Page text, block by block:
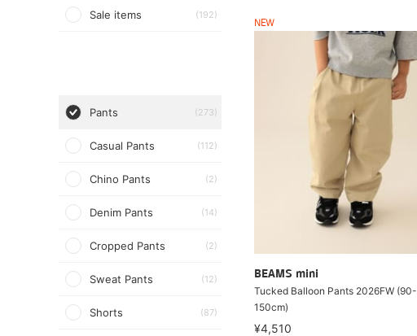
Sale items (192)
Pants (273)
Casual Pants (112)
Chino Pants (2)
Denim Pants (14)
Cropped Pants (2)
Sweat Pants (12)
Shorts (87)
NEW
BEAMS mini
Tucked Balloon Pants 2026FW (90-
150cm)
¥4,510